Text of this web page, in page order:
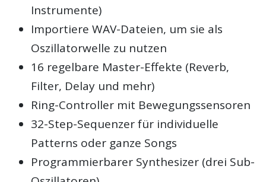
Instrumente)
Importiere WAV-Dateien, um sie als
Oszillatorwelle zu nutzen
16 regelbare Master-Effekte (Reverb,
Filter, Delay und mehr)
Ring-Controller mit Bewegungssensoren
32-Step-Sequenzer für individuelle
Patterns oder ganze Songs
Programmierbarer Synthesizer (drei Sub-